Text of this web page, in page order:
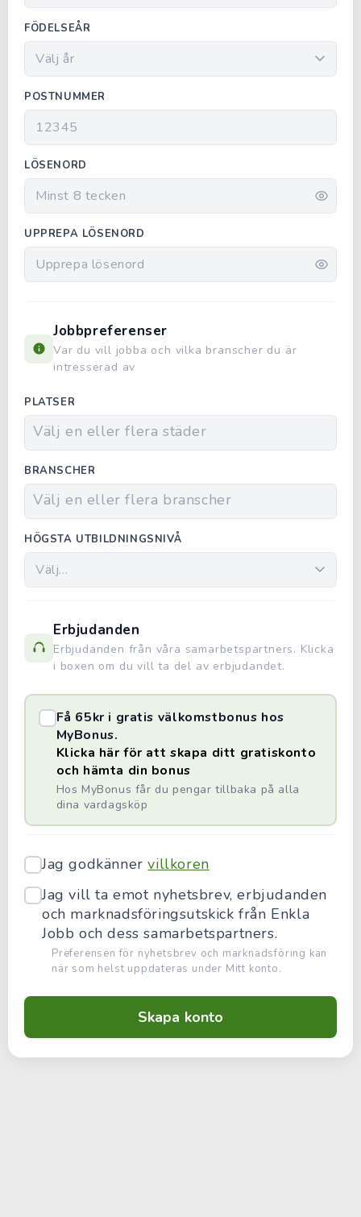
FÖDELSEÅR
POSTNUMMER
LÖSENORD
UPPREPA LÖSENORD
Jobbpreferenser
Var du vill jobba och vilka branscher du är
intresserad av
PLATSER
BRANSCHER
HÖGSTA UTBILDNINGSNIVÅ
Erbjudanden
Erbjudanden från våra samarbetspartners. Klicka
i boxen om du vill ta del av erbjudandet.
Få 65kr i gratis välkomstbonus hos
MyBonus.
Klicka här för att skapa ditt gratiskonto
och hämta din bonus
Hos MyBonus får du pengar tillbaka på alla
dina vardagsköp
Jag godkännervillkoren
Jag vill ta emot nyhetsbrev, erbjudanden
och marknadsföringsutskick från Enkla
Jobb och dess samarbetspartners.
Preferensen för nyhetsbrev och marknadsföring kan
när som helst uppdateras under Mitt konto.